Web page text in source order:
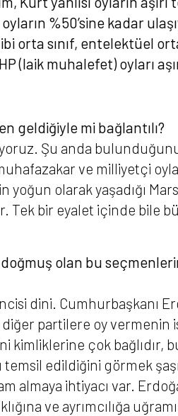
%50’sine kadar
orta sınıf, entelektüel
(laik muhalefet) oyları
geldiğiyle mi bağlantılı?
Şu anda
ve milliyetçi
olarak yaşadığı
bir eyalet içinde bile
doğmuş olan bu
dini. Cumhurbaşkanı
partilere oy vermenin
kimliklerine çok bağlıdır,
temsil edildiğini görmek
almaya ihtiyacı var.
ve ayrımcılığa